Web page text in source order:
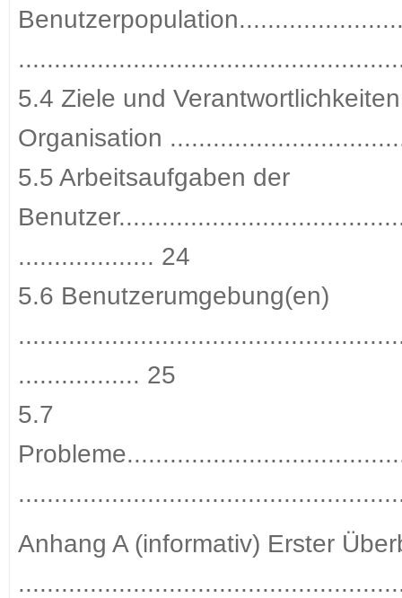
5.4 Ziele und
Organisation
5.5 Arbeitsaufgaben der
................... 24
5.6 Benutzerumgebung(en)
................. 25
5.7
Anhang A (informativ) Erster